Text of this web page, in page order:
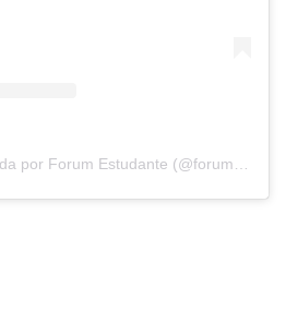
Uma publicação partilhada por Forum Estudante (@forumestudante)